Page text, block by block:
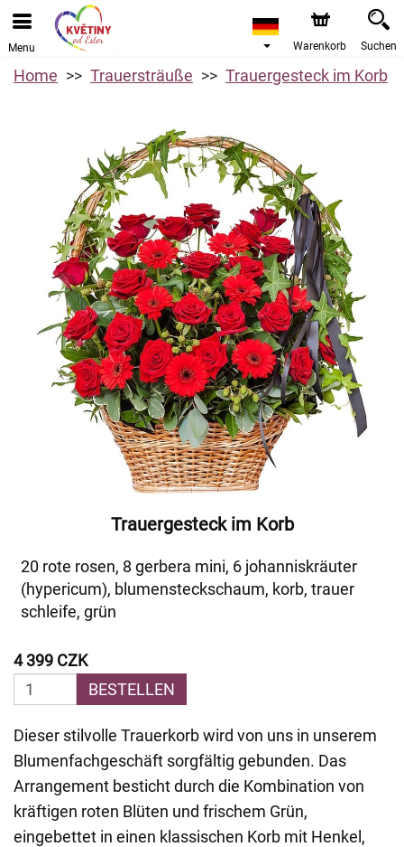
Menu Warenkorb Suchen
Home Trauersträuße Trauergesteck im Korb
Trauergesteck im Korb
20 rote rosen, 8 gerbera mini, 6 johanniskräuter
(hypericum), blumensteckschaum, korb, trauer
schleife, grün
4 399 CZK
BESTELLEN
Dieser stilvolle Trauerkorb wird von uns in unserem
Blumenfachgeschäft sorgfältig gebunden. Das
Arrangement besticht durch die Kombination von
kräftigen roten Blüten und frischem Grün,
eingebettet in einen klassischen Korb mit Henkel,